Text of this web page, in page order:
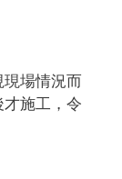
場情況而
施工，令